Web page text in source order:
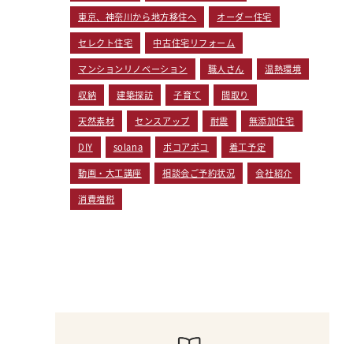
東京、神奈川から地方移住へ オーダー住宅
セレクト住宅 中古住宅リフォーム
マンションリノベーション 職人さん 温熱環境
収納 建築探訪 子育て 間取り
天然素材 センスアップ 耐震 無添加住宅
DIY solana ポコアポコ 着工予定
動画・大工講座 相談会ご予約状況 会社紹介
消費増税